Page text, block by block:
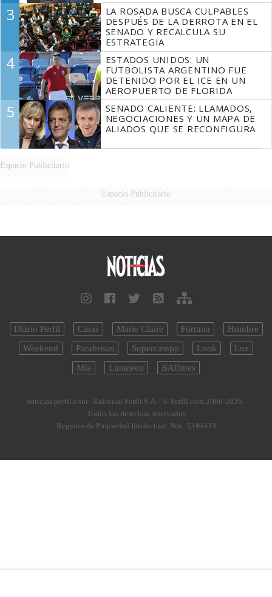
3
LA ROSADA BUSCA CULPABLES
DESPUÉS DE LA DERROTA EN EL
SENADO Y RECALCULA SU
ESTRATEGIA
4
ESTADOS UNIDOS: UN
FUTBOLISTA ARGENTINO FUE
DETENIDO POR EL ICE EN UN
AEROPUERTO DE FLORIDA
5
SENADO CALIENTE: LLAMADOS,
NEGOCIACIONES Y UN MAPA DE
ALIADOS QUE SE RECONFIGURA
Espacio Publicitario
Espacio Publicitario
Diario Perfil Caras Marie Claire Fortuna
Hombre
Weekend
Parabrisas Supercampo Look
Luz
Mía
Lunateen BATimes
noticias.perfil.com - Editorial Perfil S.A. | © Perfil.com 2006-2026 -
Todos los derechos reservados
Registro de Propiedad Intelectual: Nro. 5346433